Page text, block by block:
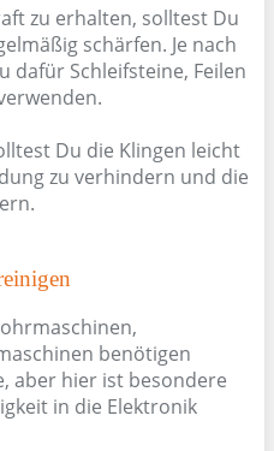
zu erhalten, solltest Du
schärfen. Je nach
dafür Schleifsteine, Feilen
Du die Klingen leicht
zu verhindern und die
benötigen
aber hier ist besondere
in die Elektronik